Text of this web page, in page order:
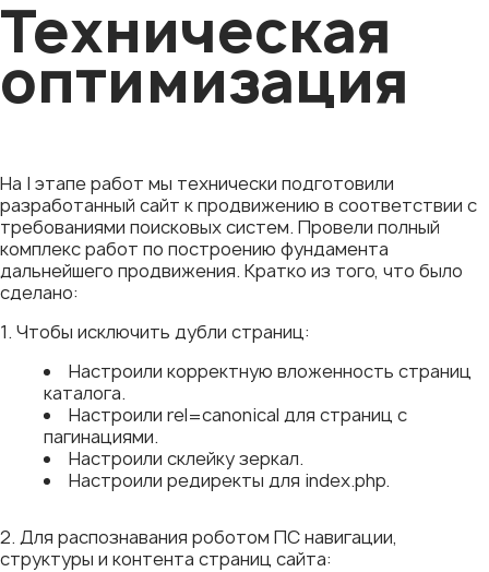
Техническая
оптимизация
На I этапе работ мы технически подготовили
разработанный сайт к продвижению в соответствии с
требованиями поисковых систем. Провели полный
комплекс работ по построению фундамента
дальнейшего продвижения. Кратко из того, что было
сделано:
1. Чтобы исключить дубли страниц:
Настроили корректную вложенность страниц
каталога.
Настроили rel=canonical для страниц с
пагинациями.
Настроили склейку зеркал.
Настроили редиректы для index.php.
2. Для распознавания роботом ПС навигации,
структуры и контента страниц сайта: